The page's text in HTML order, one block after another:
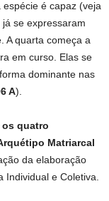
é capaz (veja
se expressaram
A quarta começa a
em curso. Elas se
dominante nas
A).
os quatro
Matriarcal
da elaboração
e Coletiva.